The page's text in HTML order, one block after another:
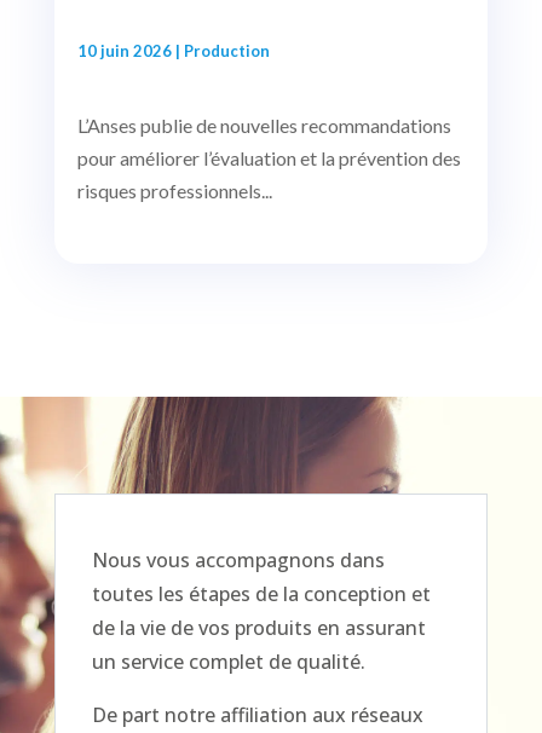
10 juin 2026| Production
L’Anses publie de nouvelles recommandations
pour améliorer l’évaluation et la prévention des
risques professionnels...
Nous vous accompagnons dans
toutes les étapes de la conception et
de la vie de vos produits en assurant
un service complet de qualité.
De part notre affiliation aux réseaux